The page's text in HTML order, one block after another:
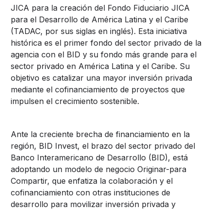
JICA para la creación del Fondo Fiduciario JICA
para el Desarrollo de América Latina y el Caribe
(TADAC, por sus siglas en inglés). Esta iniciativa
histórica es el primer fondo del sector privado de la
agencia con el BID y su fondo más grande para el
sector privado en América Latina y el Caribe. Su
objetivo es catalizar una mayor inversión privada
mediante el cofinanciamiento de proyectos que
impulsen el crecimiento sostenible.
Ante la creciente brecha de financiamiento en la
región, BID Invest, el brazo del sector privado del
Banco Interamericano de Desarrollo (BID), está
adoptando un modelo de negocio Originar-para
Compartir, que enfatiza la colaboración y el
cofinanciamiento con otras instituciones de
desarrollo para movilizar inversión privada y